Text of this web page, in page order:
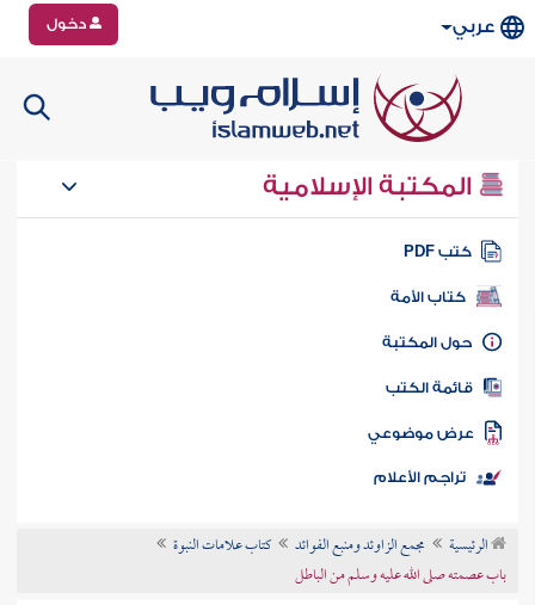
عربي دخول
المكتبة الإسلامية
كتب PDF
كتاب الأمة
المكتبة
الكتب
موضوعي
تراجم الأعلام
الرئيسية مجمع الزاوئد ومنبع الفوائد
كتاب علامات النبوة
باب عصمته صلى الله عليه وسلم من الباطل